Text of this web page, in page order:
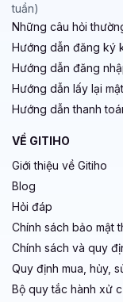
tuần)
Những câu hỏi
Hướng dẫn đăng ký
Hướng dẫn đăng
Hướng dẫn lấy lại
Hướng dẫn thanh
VỀ GITIHO
Giới thiệu về Gitiho
Blog
Hỏi đáp
Chính sách bảo mật
Chính sách và quy
Quy định mua, hủy,
Bộ quy tắc hành xử